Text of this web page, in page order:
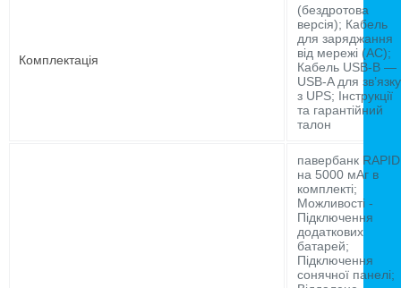
Комплектація
(бездротова
версія); Кабель
для заряджання
від мережі (AC);
Кабель USB-B —
USB-A для зв’язку
з UPS; Інструкції
та гарантійний
талон
павербанк RAPID
на 5000 мАг в
комплекті;
Можливості -
Підключення
додаткових
батарей;
Підключення
сонячної панелі;